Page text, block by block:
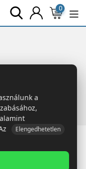
0
a
Elengedhetetlen